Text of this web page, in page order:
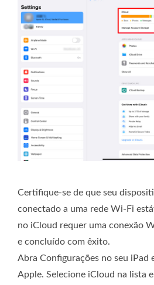
Certifique-se de que seu
conectado a uma rede Wi-Fi
no iCloud requer uma conexão
e concluído com êxito.
Abra Configurações no seu iPad
Apple. Selecione iCloud na lista